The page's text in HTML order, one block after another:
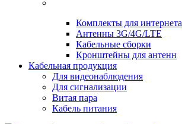
Комплекты для интернета
Антенны 3G/4G/LTE
Кабельные сборки
Кронштейны для антенн
Кабельная продукция
Для видеонаблюдения
Для сигнализации
Витая пара
Кабель питания